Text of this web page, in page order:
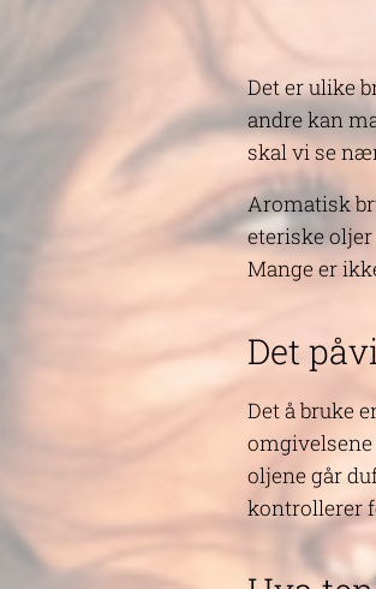
Det er ulike
andre kan
skal vi se
Aromatisk
eteriske
Mange er
Det
Det å bruke
omgivelsene
oljene går
kontrollerer